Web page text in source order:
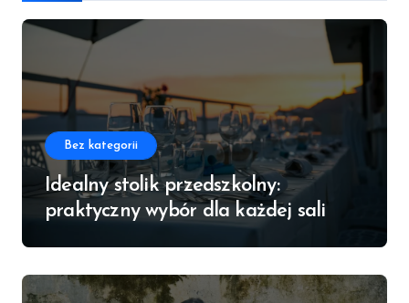
Bez kategorii
Idealny stolik przedszkolny:
praktyczny wybór dla każdej sali